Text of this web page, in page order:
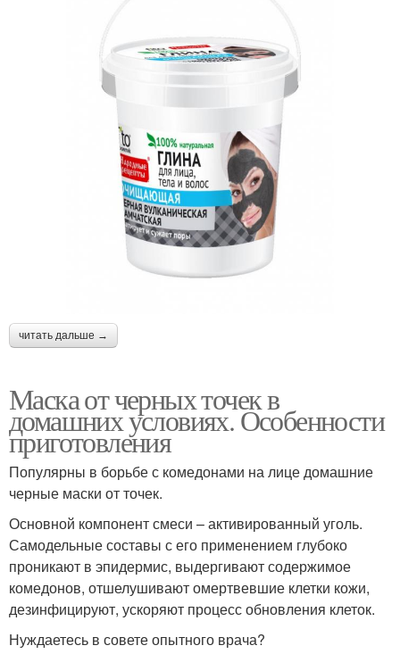
читать дальше →
Маска от черных точек в
домашних условиях. Особенности
приготовления
Популярны в борьбе с комедонами на лице домашние
черные маски от точек.
Основной компонент смеси – активированный уголь.
Самодельные составы с его применением глубоко
проникают в эпидермис, выдергивают содержимое
комедонов, отшелушивают омертвевшие клетки кожи,
дезинфицируют, ускоряют процесс обновления клеток.
Нуждаетесь в совете опытного врача?